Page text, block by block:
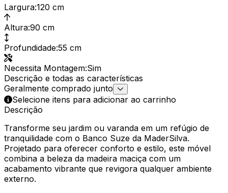
Largura:120 cm
Altura:90 cm
Profundidade:55 cm
Necessita Montagem:Sim
Descrição e todas as características
Geralmente comprado junto
Selecione itens para adicionar ao carrinho
Descrição
Transforme seu jardim ou varanda em um refúgio de
tranquilidade com o Banco Suze da MaderSilva.
Projetado para oferecer conforto e estilo, este móvel
combina a beleza da madeira maciça com um
acabamento vibrante que revigora qualquer ambiente
externo.